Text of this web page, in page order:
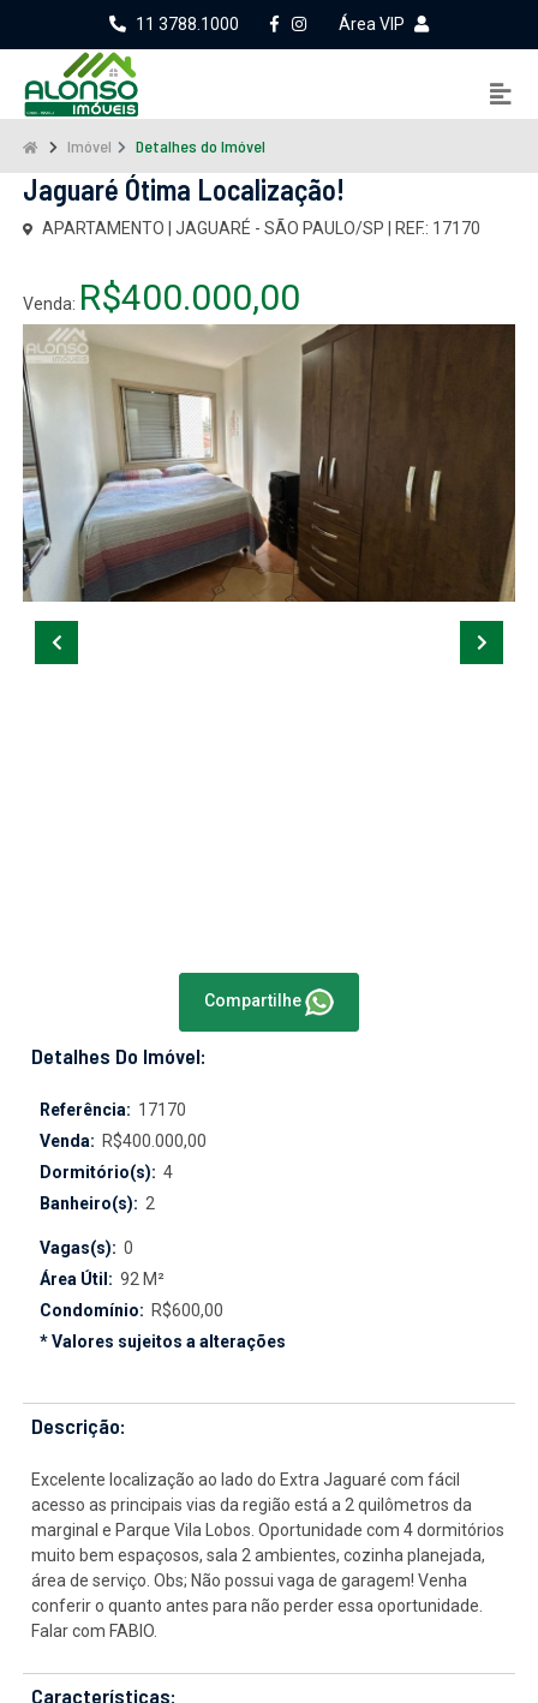
11 3788.1000 Área VIP
Imóvel Detalhes do Imóvel
Jaguaré Ótima Localização!
APARTAMENTO | JAGUARÉ - SÃO PAULO/SP | REF.: 17170
Venda: R$400.000,00
Compartilhe
Detalhes Do Imóvel:
Referência: 17170
Venda: R$400.000,00
Dormitório(s): 4
Banheiro(s): 2
Vagas(s): 0
Área Útil: 92 M²
Condomínio: R$600,00
* Valores sujeitos a alterações
Descrição:
Excelente localização ao lado do Extra Jaguaré com fácil
acesso as principais vias da região está a 2 quilômetros da
marginal e Parque Vila Lobos. Oportunidade com 4 dormitórios
muito bem espaçosos, sala 2 ambientes, cozinha planejada,
área de serviço. Obs; Não possui vaga de garagem! Venha
conferir o quanto antes para não perder essa oportunidade.
Falar com FABIO.
Características: